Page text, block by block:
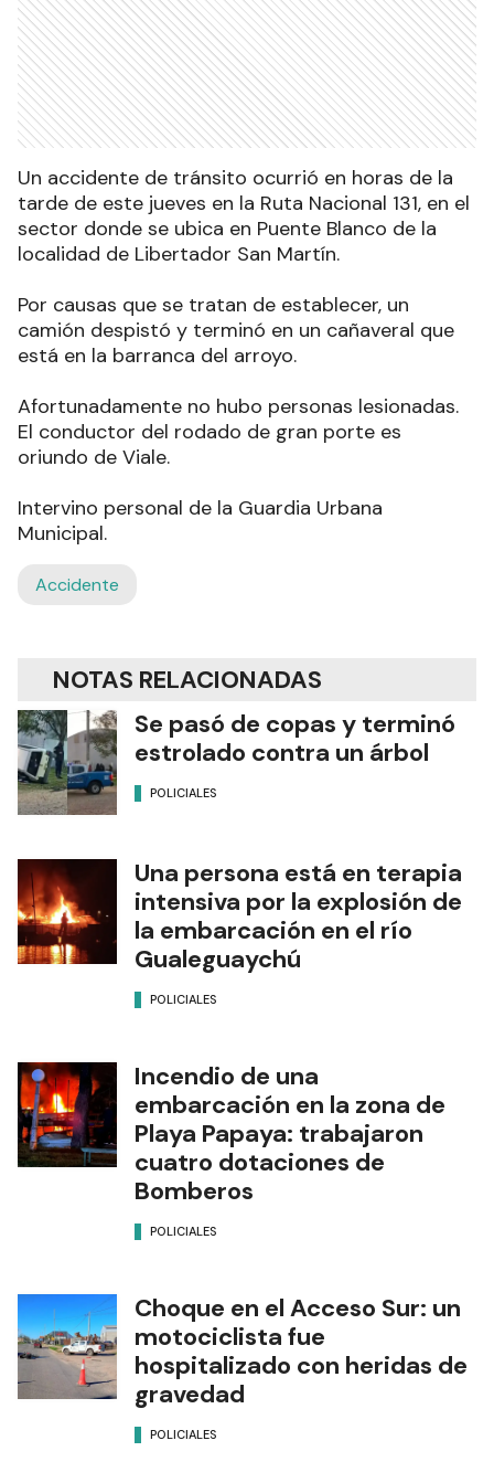
Un accidente de tránsito ocurrió en horas de la
tarde de este jueves en la Ruta Nacional 131, en el
sector donde se ubica en Puente Blanco de la
localidad de Libertador San Martín.
Por causas que se tratan de establecer, un
camión despistó y terminó en un cañaveral que
está en la barranca del arroyo.
Afortunadamente no hubo personas lesionadas.
El conductor del rodado de gran porte es
oriundo de Viale.
Intervino personal de la Guardia Urbana
Municipal.
Accidente
NOTAS RELACIONADAS
Se pasó de copas y terminó
estrolado contra un árbol
POLICIALES
Una persona está en terapia
intensiva por la explosión de
la embarcación en el río
Gualeguaychú
POLICIALES
Incendio de una
embarcación en la zona de
Playa Papaya: trabajaron
cuatro dotaciones de
Bomberos
POLICIALES
Choque en el Acceso Sur: un
motociclista fue
hospitalizado con heridas de
gravedad
POLICIALES